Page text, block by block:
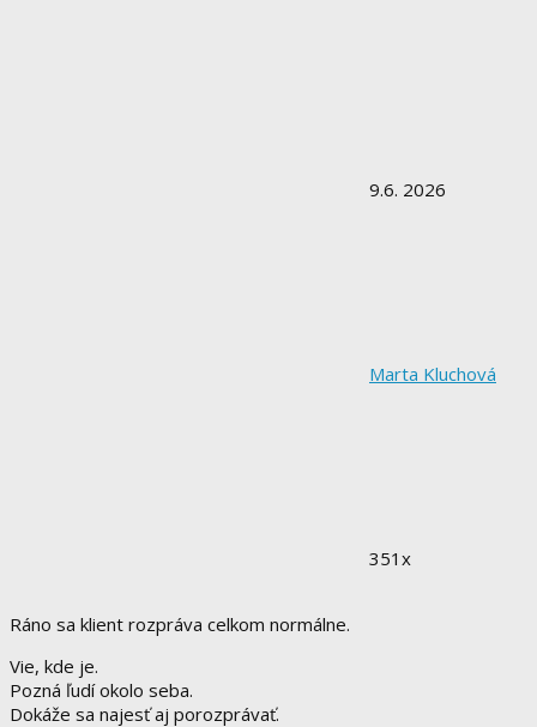
9.6. 2026
Marta Kluchová
351x
Ráno sa klient rozpráva celkom normálne.
Vie, kde je.
Pozná ľudí okolo seba.
Dokáže sa najesť aj porozprávať.